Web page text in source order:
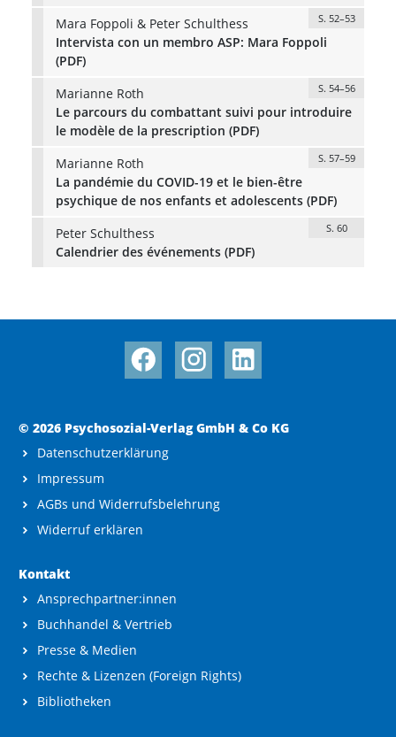
Mara Foppoli & Peter Schulthess
S. 52–53
Intervista con un membro ASP: Mara Foppoli
(PDF)
Marianne Roth
S. 54–56
Le parcours du combattant suivi pour introduire
le modèle de la prescription (PDF)
Marianne Roth
S. 57–59
La pandémie du COVID-19 et le bien-être
psychique de nos enfants et adolescents (PDF)
Peter Schulthess
S. 60
Calendrier des événements (PDF)
© 2026 Psychosozial-Verlag GmbH & Co KG
Datenschutzerklärung
Impressum
AGBs und Widerrufsbelehrung
Widerruf erklären
Kontakt
Ansprechpartner:innen
Buchhandel & Vertrieb
Presse & Medien
Rechte & Lizenzen (Foreign Rights)
Bibliotheken